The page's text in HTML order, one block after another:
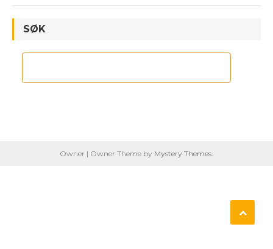
SØK
Owner | Owner Theme by Mystery Themes.